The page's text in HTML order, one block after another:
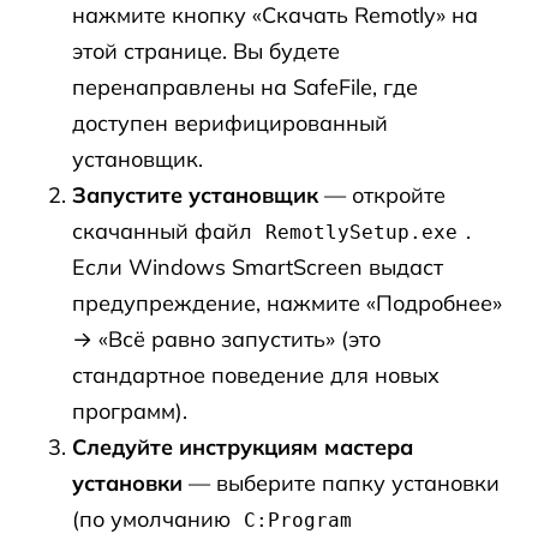
нажмите кнопку «Скачать Remotly» на
этой странице. Вы будете
перенаправлены на SafeFile, где
доступен верифицированный
установщик.
Запустите установщик— откройте
скачанный файл
RemotlySetup.exe .
Если Windows SmartScreen выдаст
предупреждение, нажмите «Подробнее»
→ «Всё равно запустить» (это
стандартное поведение для новых
программ).
Следуйте инструкциям мастера
установки — выберите папку установки
(по умолчанию
C:Program